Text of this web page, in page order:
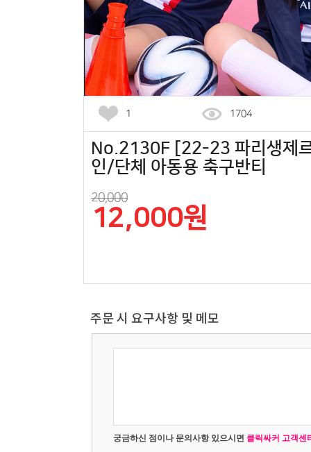
1 1704
No.2130F [22-23 파리생제
인/단체 아동용 축구반티
20,000
12,000원
주문 시 요구사항 및 메모
궁금하신 점이나 문의사항 있으시면 클릭싸커 고객센